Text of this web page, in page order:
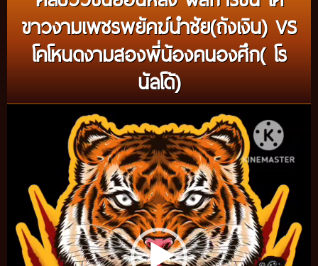
ขาวงามเพชรพยัคฆ์นำชัย(ถังเงิน) VS
โคโหนดงามสองพี่น้องคนองศึก( โร
นัลโด้)